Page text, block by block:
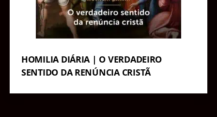
HOMILIA DIÁRIA | O VERDADEIRO
SENTIDO DA RENÚNCIA CRISTÃ